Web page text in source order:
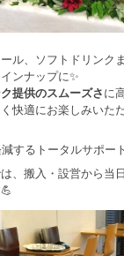
ル、ソフトドリンク
ンナップに✨
ク提供のスムーズさ に
快適にお楽しみいた
するトータルサポート
、搬入・設営から当